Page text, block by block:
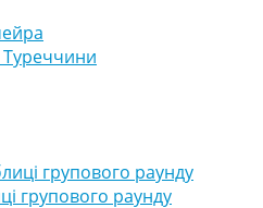
Туреччини
групового раунду
групового раунду